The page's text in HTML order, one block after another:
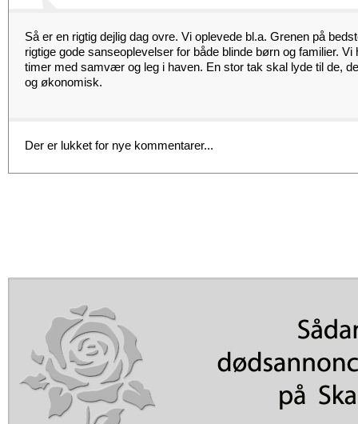
Så er en rigtig dejlig dag ovre. Vi oplevede bl.a. Grenen på
rigtige gode sanseoplevelser for både blinde børn og familier. Vi
timer med samvær og leg i haven. En stor tak skal lyde til de,
og økonomisk.
Der er lukket for nye kommentarer...